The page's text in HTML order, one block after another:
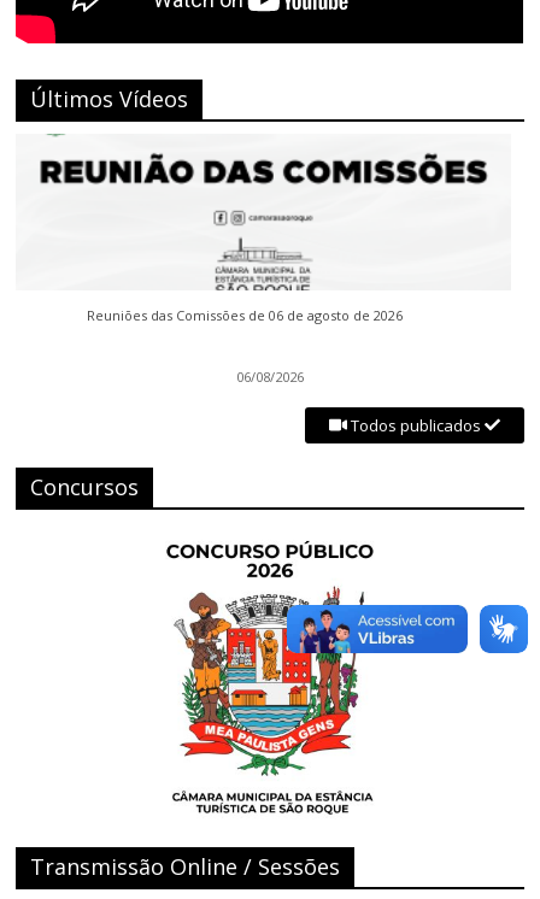
Últimos Vídeos
Reuniões das Comissões de 06 de agosto de 2026
06/08/2026
Todos publicados
Concursos
Transmissão Online / Sessões